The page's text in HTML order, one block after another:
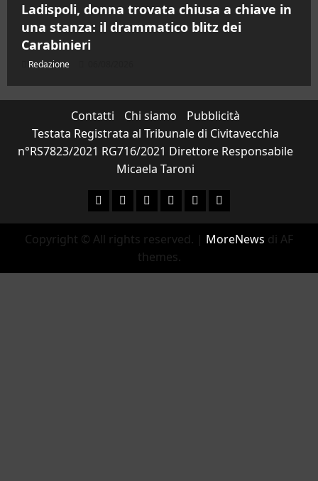
Ladispoli, donna trovata chiusa a chiave in
una stanza: il drammatico blitz dei
Carabinieri
Redazione
Contatti Chi siamo
Pubblicità
Testata Registrata al Tribunale di Civitavecchia
n°RS7823/2021 RG716/2021 Direttore Responsabile
Micaela Taroni
FacebookInstagram
YouTubeTwitterEmailEnte Parco
Copyright © All rights reserved. | MoreNews di AF
themes.